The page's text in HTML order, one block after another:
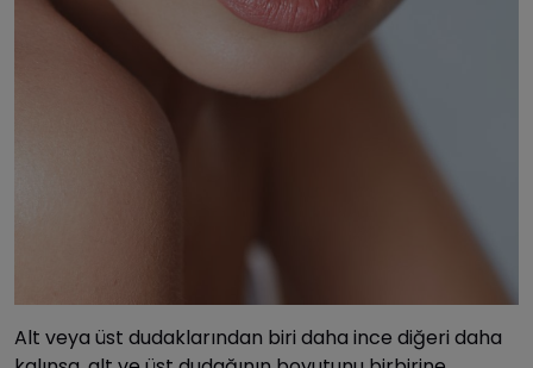
Alt veya üst dudaklarından biri daha ince diğeri daha